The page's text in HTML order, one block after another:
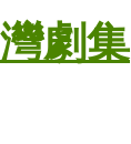
劇集